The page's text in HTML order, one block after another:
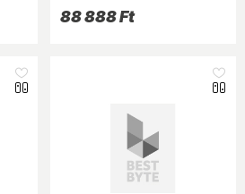
acélszalag
88 888 Ft